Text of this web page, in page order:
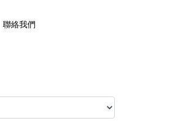
聯絡我們